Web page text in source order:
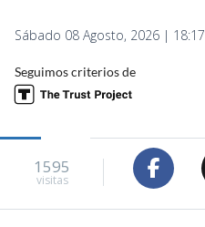
Sábado 08 Agosto, 2026 | 18:17
Seguimos criterios de
1595
visitas